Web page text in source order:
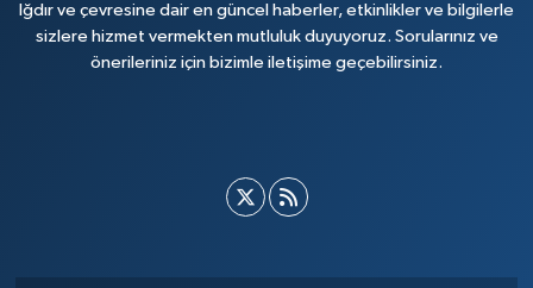
Iğdır ve çevresine dair en güncel haberler, etkinlikler ve bilgilerle
sizlere hizmet vermekten mutluluk duyuyoruz. Sorularınız ve
önerileriniz için bizimle iletişime geçebilirsiniz.